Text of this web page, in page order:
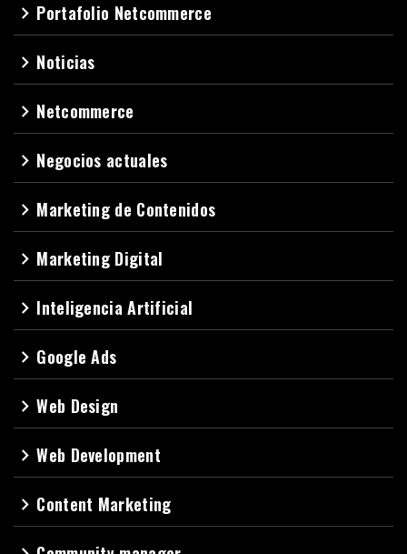
navigate_next Portafolio Netcommerce
navigate_next Noticias
navigate_next Netcommerce
navigate_next Negocios actuales
navigate_next Marketing de Contenidos
navigate_next Marketing Digital
navigate_next Inteligencia Artificial
navigate_next Google Ads
navigate_nextWeb Design
navigate_nextWeb Development
navigate_next Content Marketing